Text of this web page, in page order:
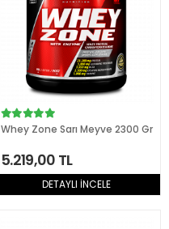
Whey Zone Sarı Meyve 2300 Gr
5.219,00 TL
DETAYLI İNCELE